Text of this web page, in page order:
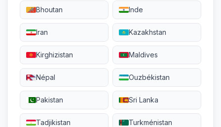
Bhoutan Inde
Iran Kazakhstan
Kirghizistan Maldives
Népal Ouzbékistan
Pakistan Sri Lanka
Tadjikistan Turkménistan